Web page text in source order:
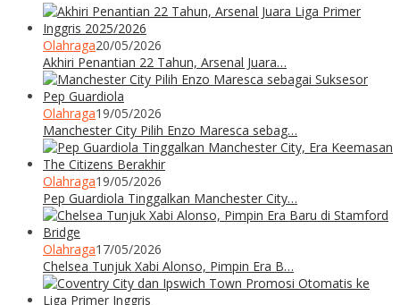
Olahraga20/05/2026
Akhiri Penantian 22 Tahun, Arsenal Juara…
Olahraga19/05/2026
Manchester City Pilih Enzo Maresca sebag…
Olahraga19/05/2026
Pep Guardiola Tinggalkan Manchester City…
Olahraga17/05/2026
Chelsea Tunjuk Xabi Alonso, Pimpin Era B…